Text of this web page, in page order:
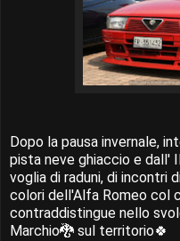
Dopo la pausa invernale,
pista neve ghiaccio e dall'
voglia di raduni, di incontri
colori dell'Alfa Romeo col
contraddistingue nello
Marchio🐉 sul territorio🍀